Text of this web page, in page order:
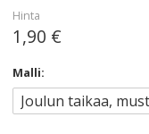
Hinta
1,90 €
Malli: